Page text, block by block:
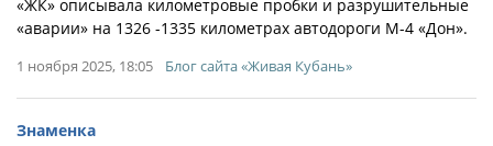
«ЖК» описывала километровые пробки и разрушительные
«аварии» на 1326 -1335 километрах автодороги М-4 «Дон».
1 ноября 2025, 18:05 Блог сайта «Живая Кубань»
Знаменка